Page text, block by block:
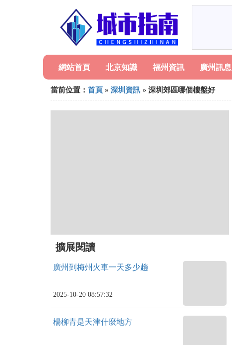
網站首頁 北京知識 福州資訊 廣州訊息
當前位置： 首頁 » 深圳資訊 » 深圳郊區哪個樓盤好
擴展閱讀
廣州到梅州火車一天多少趟
2025-10-20 08:57:32
楊柳青是天津什麼地方